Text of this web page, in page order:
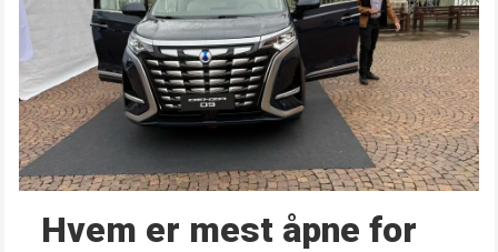
Hvem er mest åpne for